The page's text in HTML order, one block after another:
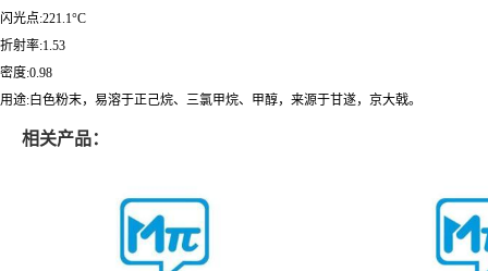
闪光点:221.1°C
折射率:1.53
密度:0.98
用途:白色粉末，易溶于正己烷、三氯甲烷、甲醇，来源于甘遂，京大戟。
相关产品：